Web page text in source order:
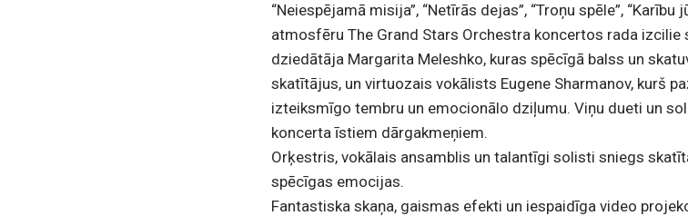
“Neiespējamā misija”, “Netīrās dejas”, “Troņu spēle”,
atmosfēru The Grand Stars Orchestra koncertos rada
dziedātāja Margarita Meleshko, kuras spēcīgā balss un
skatītājus, un virtuozais vokālists Eugene Sharmanov, kurš
izteiksmīgo tembru un emocionālo dziļumu. Viņu dueti un
koncerta īstiem dārgakmeņiem.
Orķestris, vokālais ansamblis un talantīgi solisti sniegs
spēcīgas emocijas.
Fantastiska skaņa, gaismas efekti un iespaidīga video